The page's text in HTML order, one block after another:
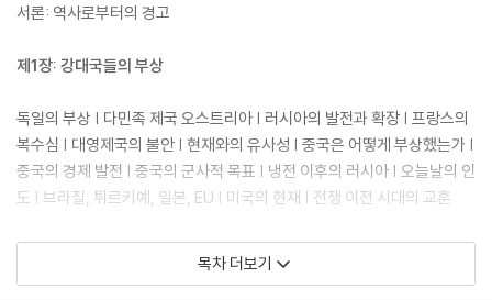
정세 분석으로 유명한 65만 유튜브 채널 〈지구본 연구소〉의 최준영 박사
이해하고 폭풍을 헤쳐나갈 통찰을 얻을 수 있을 것이다.
서론: 역사로부터의 경고
제1장: 강대국들의 부상
독일의 부상 | 다민족 제국 오스트리아 | 러시아의 발전과 확장 | 프랑스의
복수심 | 대영제국의 불안 | 현재와의 유사성 | 중국은 어떻게 부상했는가 |
중국의 경제 발전 | 중국의 군사적 목표 | 냉전 이후의 러시아 | 오늘날의 인
도 | 브라질, 튀르키예, 일본, EU | 미국의 현재 | 전쟁 이전 시대의 교훈
제2장: 두려움과 분노
목차 더보기